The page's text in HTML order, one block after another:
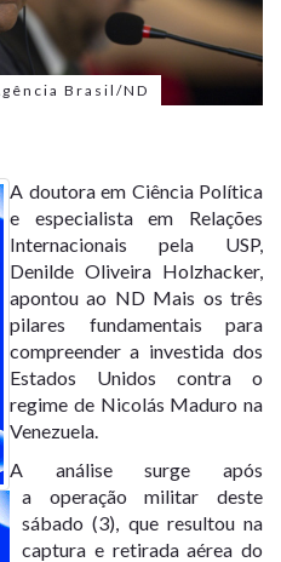
Brasil/ND
A doutora em Ciência Política
e especialista em Relações
Internacionais pela USP,
Denilde Oliveira Holzhacker,
apontou ao ND Mais os três
pilares fundamentais para
compreender a investida dos
Estados Unidos contra o
regime de Nicolás Maduro na
Venezuela.
A análise surge após
a operação militar deste
sábado (3), que resultou na
captura e retirada aérea do